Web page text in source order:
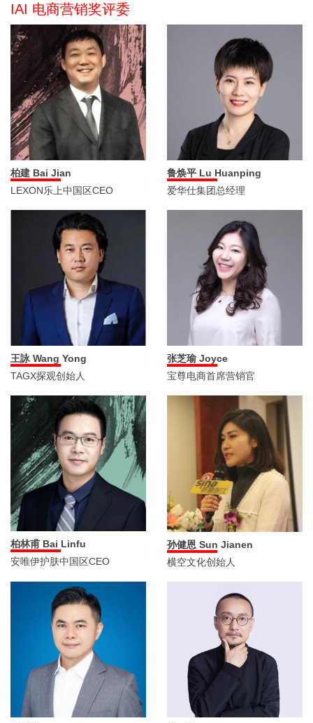
IAI 电商营销奖评委
柏建 Bai Jian
LEXON乐上中国区CEO
鲁焕平 Lu Huanping
爱华仕集团总经理
王詠 Wang Yong
TAGX探观创始人
张芝瑜 Joyce
宝尊电商首席营销官
柏林甫 Bai Linfu
安唯伊护肤中国区CEO
孙健恩 Sun Jianen
横空文化创始人